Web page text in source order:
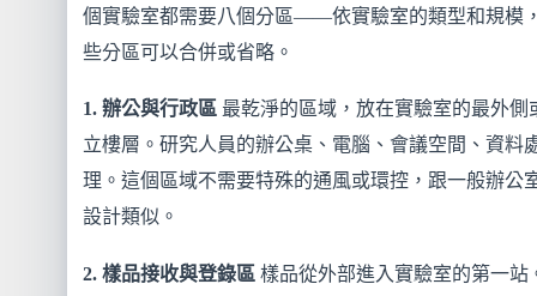
個實驗室都需要八個分區——依實驗室的類型和規模
些分區可以合併或省略。
1. 辦公與行政區 最乾淨的區域，放在實驗室的最外側
立樓層。研究人員的辦公桌、電腦、會議空間、資料
理。這個區域不需要特殊的通風或環控，跟一般辦公
設計類似。
2. 樣品接收與登錄區 樣品從外部進入實驗室的第一站